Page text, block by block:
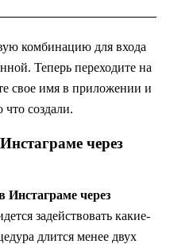
комбинацию для входа
Теперь переходите на
свое имя в приложении и
создали.
через
Инстаграме через
задействовать какие-
длится менее двух